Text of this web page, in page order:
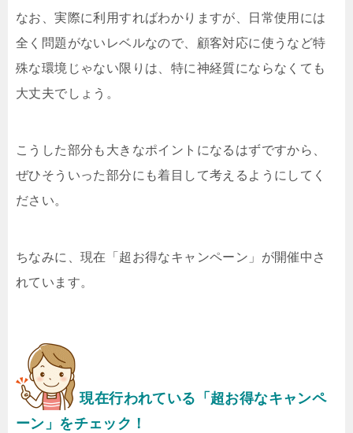
なお、実際に利用すればわかりますが、日常使用には
全く問題がないレベルなので、顧客対応に使うなど特
殊な環境じゃない限りは、特に神経質にならなくても
大丈夫でしょう。
こうした部分も大きなポイントになるはずですから、
ぜひそういった部分にも着目して考えるようにしてく
ださい。
ちなみに、現在「超お得なキャンペーン」が開催中さ
れています。
現在行われている「超お得なキャンペ
ーン」をチェック！